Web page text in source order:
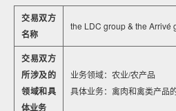
交易双方
名称
the LDC group & the Arrivé
交易双方
所涉及的
领域和具
体业务
业务领域：农业/农产品
具体业务：禽肉和禽类产品